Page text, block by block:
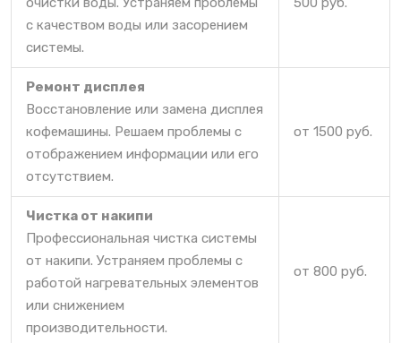
с качеством воды или засорением
системы.
Ремонт дисплея
Восстановление или замена дисплея
кофемашины. Решаем проблемы с
отображением информации или его
отсутствием.
от 1500 руб.
Чистка от накипи
Профессиональная чистка системы
от накипи. Устраняем проблемы с
работой нагревательных элементов
или снижением
производительности.
от 800 руб.